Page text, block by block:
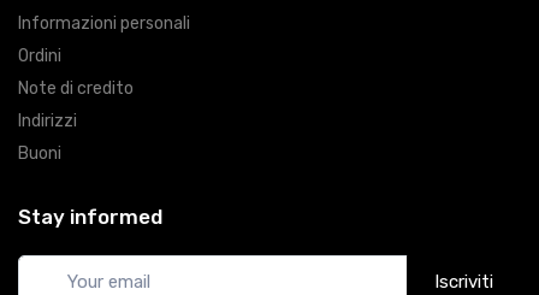
Informazioni personali
Ordini
Note di credito
Indirizzi
Buoni
Stay informed
Iscriviti